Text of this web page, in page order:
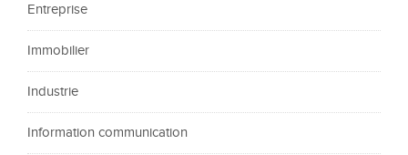
Entreprise
Immobilier
Industrie
Information communication